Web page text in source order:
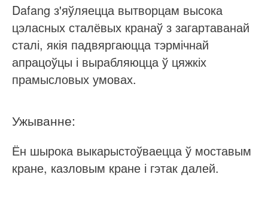
Dafang з'яўляецца вытворцам высока
цэласных сталёвых кранаў з загартаванай
сталі, якія падвяргаюцца тэрмічнай
апрацоўцы і вырабляюцца ў цяжкіх
прамысловых умовах.
Ужыванне:
Ён шырока выкарыстоўваецца ў моставым
кране, казловым кране і гэтак далей.